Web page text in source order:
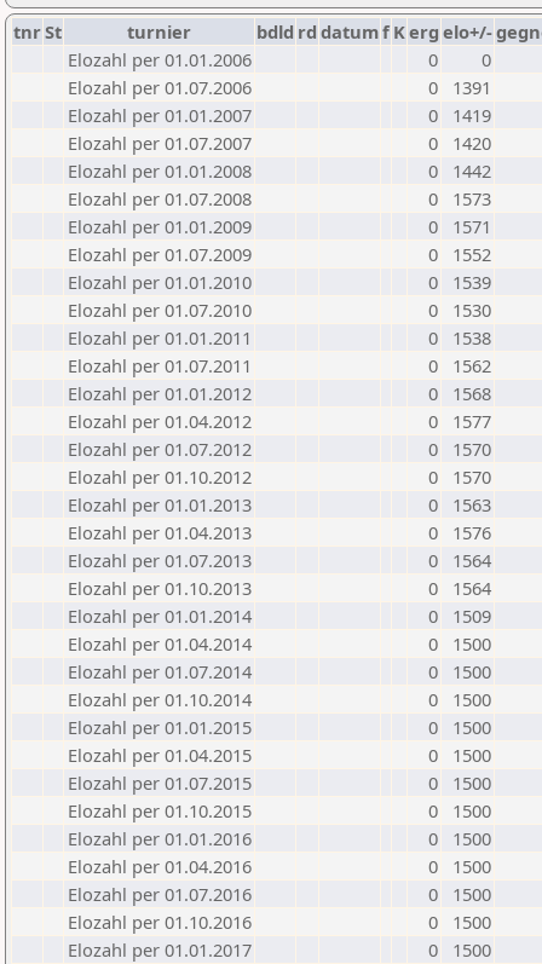
tnrSt turnier bdld rd datumf Kerg elo+/-
Elozahl per 01.01.2006
0
0
Elozahl per 01.07.2006
0
1391
Elozahl per 01.01.2007
0
1419
Elozahl per 01.07.2007
0
1420
Elozahl per 01.01.2008
0
1442
Elozahl per 01.07.2008
0
1573
Elozahl per 01.01.2009
0
1571
Elozahl per 01.07.2009
0
1552
Elozahl per 01.01.2010
0
1539
Elozahl per 01.07.2010
0
1530
Elozahl per 01.01.2011
0
1538
Elozahl per 01.07.2011
0
1562
Elozahl per 01.01.2012
0
1568
Elozahl per 01.04.2012
0
1577
Elozahl per 01.07.2012
0
1570
Elozahl per 01.10.2012
0
1570
Elozahl per 01.01.2013
0
1563
Elozahl per 01.04.2013
0
1576
Elozahl per 01.07.2013
0
1564
Elozahl per 01.10.2013
0
1564
Elozahl per 01.01.2014
0
1509
Elozahl per 01.04.2014
0
1500
Elozahl per 01.07.2014
0
1500
Elozahl per 01.10.2014
0
1500
Elozahl per 01.01.2015
0
1500
Elozahl per 01.04.2015
0
1500
Elozahl per 01.07.2015
0
1500
Elozahl per 01.10.2015
0
1500
Elozahl per 01.01.2016
0
1500
Elozahl per 01.04.2016
0
1500
Elozahl per 01.07.2016
0
1500
Elozahl per 01.10.2016
0
1500
Elozahl per 01.01.2017
0
1500